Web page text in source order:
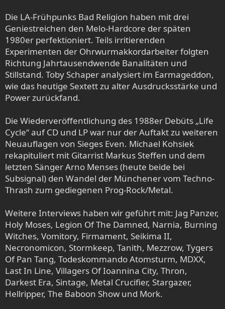
Die LA-Frühpunks Bad Religion haben mit drei
Geniestreichen den Melo-Hardcore der späten
1980er perfektioniert. Teils irritierenden
Experimenten der Ohrwurmakkordarbeiter folgten
Richtung Jahrtausendwende Banalitäten und
Stillstand. Toby Schaper analysiert im Earmageddon,
wie das heutige Sextett zu alter Ausdrucksstärke und
Power zurückfand.
Die Wiederveröffentlichung des 1988er Debüts „Life
Cycle“ auf CD und LP war nur der Auftakt zu weiteren
Neuauflagen von Sieges Even. Michael Kohsiek
rekapituliert mit Gitarrist Markus Steffen und dem
letzten Sänger Arno Menses (heute beide bei
Subsignal) den Wandel der Münchener vom Techno-
Thrash zum gediegenen Prog-Rock/Metal.
Weitere Interviews haben wir geführt mit: Jag Panzer,
Holy Moses, Legion Of The Damned, Narnia, Burning
Witches, Vomitory, Firmament, Seikima II,
Necronomicon, Stormkeep, Tanith, Mezzrow, Tygers
Of Pan Tang, Todeskommando Atomsturm, MDXX,
Last In Line, Villagers Of Ioannina City, Thron,
Darkest Era, Sintage, Metal Crucifier, Stargazer,
Hellripper, The Baboon Show und Mork.